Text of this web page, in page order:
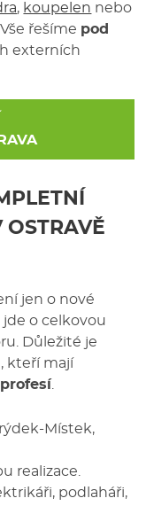
, koupelen nebo
. Vše řešíme pod
externích
OSTRAVĚ
jen o nové
o celkovou
Důležité je
kteří mají
.
Místek,
realizace.
podlaháři,